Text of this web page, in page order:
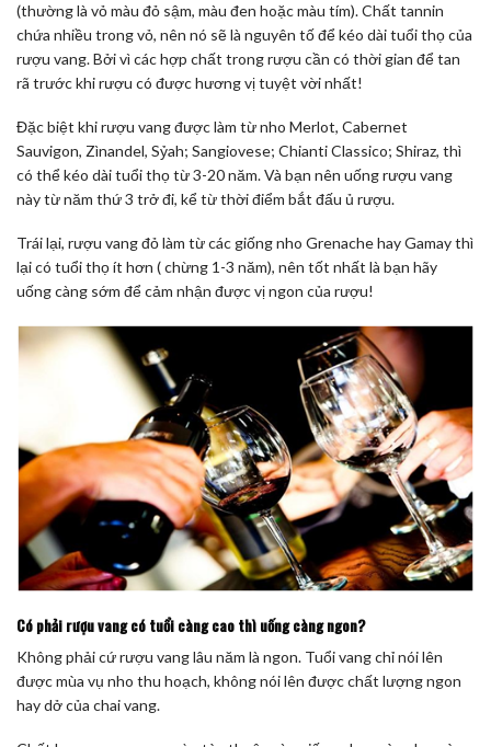
(thường là vỏ màu đỏ sậm, màu đen hoặc màu tím). Chất tannin
chứa nhiều trong vỏ, nên nó sẽ là nguyên tố để kéo dài tuổi thọ của
rượu vang. Bởi vì các hợp chất trong rượu cần có thời gian để tan
rã trước khi rượu có được hương vị tuyệt vời nhất!
Đặc biệt khi rượu vang được làm từ nho Merlot, Cabernet
Sauvigon, Zìnandel, Sỷah; Sangiovese; Chianti Classico; Shiraz, thì
có thể kéo dài tuổi thọ từ 3-20 năm. Và bạn nên uống rượu vang
này từ năm thứ 3 trở đi, kể từ thời điểm bắt đấu ủ rượu.
Trái lại, rượu vang đỏ làm từ các giống nho Grenache hay Gamay thì
lại có tuổi thọ ít hơn ( chừng 1-3 năm), nên tốt nhất là bạn hãy
uống càng sớm để cảm nhận được vị ngon của rượu!
Có phải rượu vang có tuổi càng cao thì uống càng ngon?
Không phải cứ rượu vang lâu năm là ngon. Tuổi vang chỉ nói lên
được mùa vụ nho thu hoạch, không nói lên được chất lượng ngon
hay dở của chai vang.